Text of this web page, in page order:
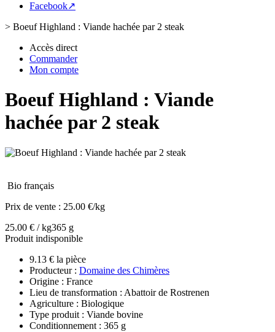
Facebook↗
> Boeuf Highland : Viande hachée par 2 steak
Accès direct
Commander
Mon compte
Boeuf Highland : Viande
hachée par 2 steak
Bio français
Prix de vente : 25.00 €/kg
25.00 € / kg365 g
Produit indisponible
9.13 € la pièce
Producteur : Domaine des Chimères
Origine : France
Lieu de transformation : Abattoir de Rostrenen
Agriculture : Biologique
Type produit : Viande bovine
Conditionnement : 365 g